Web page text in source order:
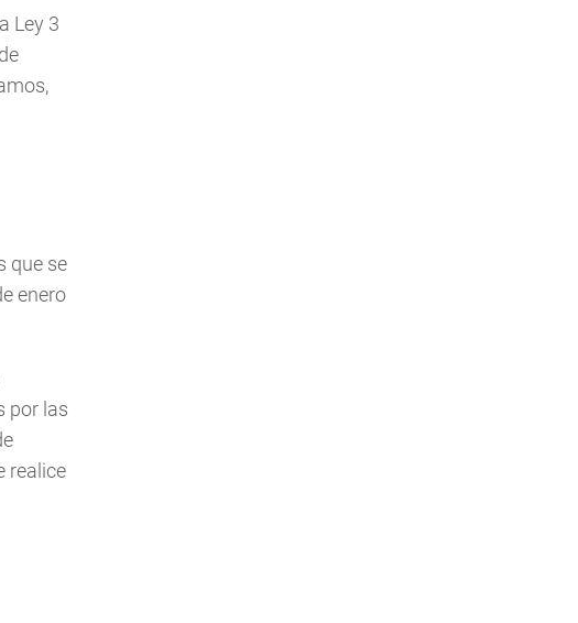
Ley 3
que se
enero
por las
realice